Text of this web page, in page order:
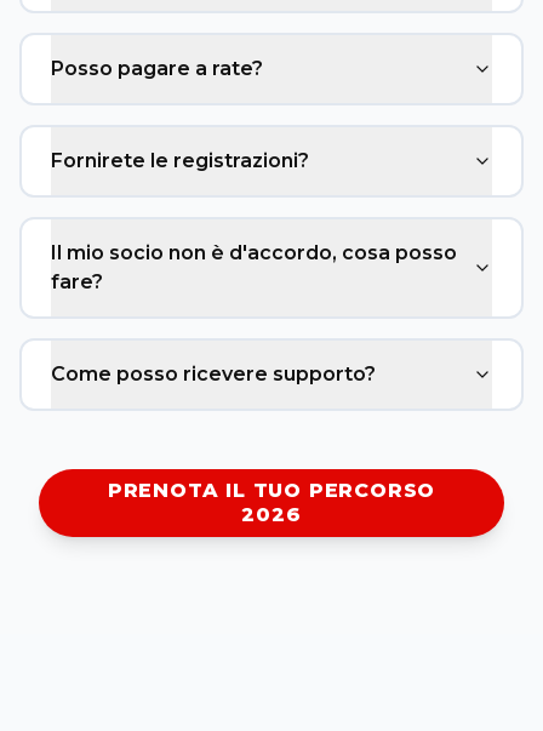
Posso pagare a rate?
Fornirete le registrazioni?
Il mio socio non è d'accordo, cosa posso
fare?
Come posso ricevere supporto?
PRENOTA IL TUO PERCORSO
2026